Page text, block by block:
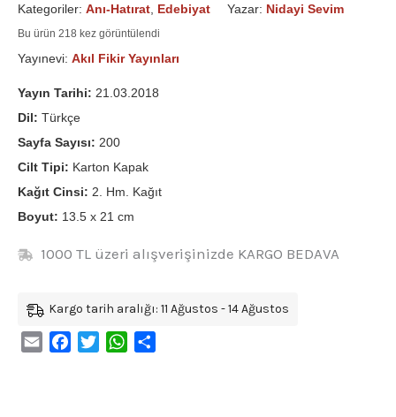
Kategoriler: Anı-Hatırat Edebiyat Yazar: Nidayi Sevim
Bu ürün 218 kez görüntülendi
Yayınevi: Akıl Fikir Yayınları
Yayın Tarihi: 21.03.2018
Dil: Türkçe
Sayfa Sayısı: 200
Cilt Tipi: Karton Kapak
Kağıt Cinsi: 2. Hm. Kağıt
Boyut: 13.5 x 21 cm
1000 TL üzeri alışverişinizde KARGO BEDAVA
Kargo tarih aralığı: 11 Ağustos - 14 Ağustos
Email FacebookTwitterWhatsApp